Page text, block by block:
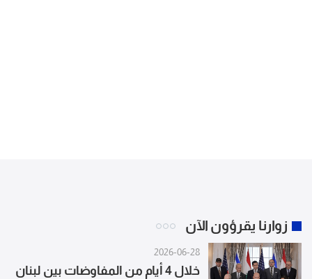
زوارنا يقرؤون الآن
2026-06-28
خلال 4 أيام من المفاوضات بين لبنان